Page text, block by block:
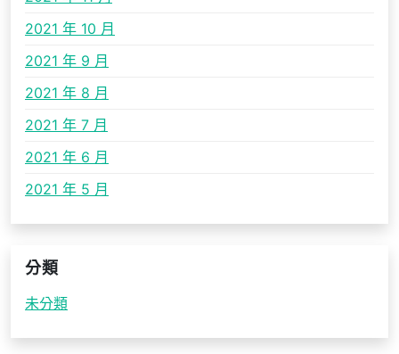
2021 年 10 月
2021 年 9 月
2021 年 8 月
2021 年 7 月
2021 年 6 月
2021 年 5 月
分類
未分類